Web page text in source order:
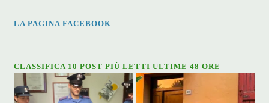
LA PAGINA FACEBOOK
CLASSIFICA 10 POST PIÙ LETTI ULTIME 48 ORE